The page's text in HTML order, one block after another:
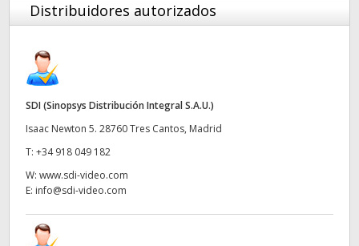
United States
Distribuidores autorizados
SDI (Sinopsys Distribución Integral S.A.U.)
Isaac Newton 5. 28760 Tres Cantos, Madrid
T: +34 918 049 182
W: www.sdi-video.com
E: info@sdi-video.com